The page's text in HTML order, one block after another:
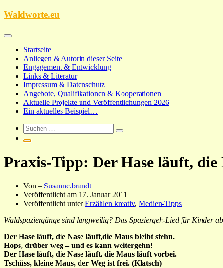
Zum
Waldworte.eu
Startseite
Anliegen & Autorin dieser Seite
Engagement & Entwicklung
Links & Literatur
Impressum & Datenschutz
Angebote, Qualifikationen & Kooperationen
Aktuelle Projekte und Veröffentlichungen 2026
Ein aktuelles Beispiel…
Praxis-Tipp: Der Hase läuft,
Von – Susanne.brandt
Veröffentlicht am 17. Januar 2011
Veröffentlicht unterErzählen kreativ, Medien-Tipps
Waldspaziergänge sind langweilig? Das Spaziergeh-Lied für Kinder
Der Hase läuft, die Nase läuft,die Maus bleibt stehn.
Hops, drüber weg – und es kann weitergehn!
Der Hase läuft, die Nase läuft, die Maus läuft vorbei.
Tschüss, kleine Maus, der Weg ist frei. (Klatsch)